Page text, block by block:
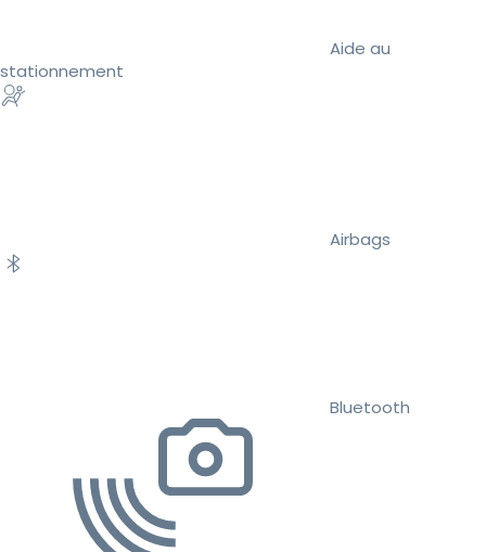
Aide au
stationnement
Airbags
Bluetooth